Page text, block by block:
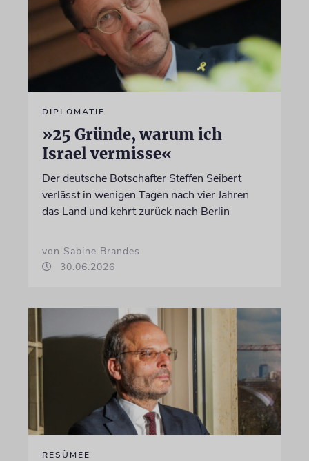
DIPLOMATIE
»25 Gründe, warum ich
Israel vermisse«
Der deutsche Botschafter Steffen Seibert
verlässt in wenigen Tagen nach vier Jahren
das Land und kehrt zurück nach Berlin
von Sabine Brandes
30.06.2026
RESÜMEE